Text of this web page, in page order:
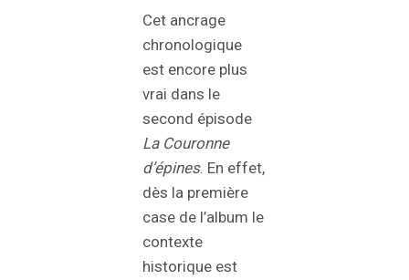
Cet ancrage
chronologique
est encore plus
vrai dans le
second épisode
La Couronne
d’épines. En effet,
dès la première
case de l’album le
contexte
historique est